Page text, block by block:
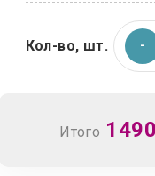
Кол-во, шт.
Итого